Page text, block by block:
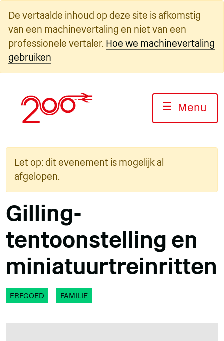
naar
inhoud
De vertaalde inhoud op deze site is afkomstig
van een machinevertaling en niet van een
professionele vertaler. Hoe we machinevertaling
gebruiken
☰ Menu
Let op: dit evenement is mogelijk al
afgelopen.
Gilling-
tentoonstelling en
miniatuurtreinritten
ERFGOED FAMILIE